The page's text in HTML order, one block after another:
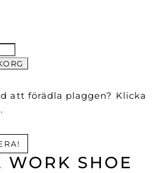
WORK SHOE
att förädla plaggen? Klicka